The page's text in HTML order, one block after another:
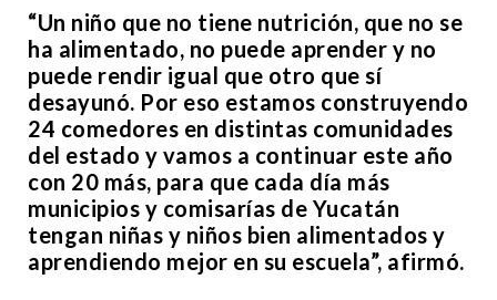
“Un niño que no tiene nutrición, que no se
ha alimentado, no puede aprender y no
puede rendir igual que otro que sí
desayunó. Por eso estamos construyendo
24 comedores en distintas comunidades
del estado y vamos a continuar este año
con 20 más, para que cada día más
municipios y comisarías de Yucatán
tengan niñas y niños bien alimentados y
aprendiendo mejor en su escuela”, afirmó.